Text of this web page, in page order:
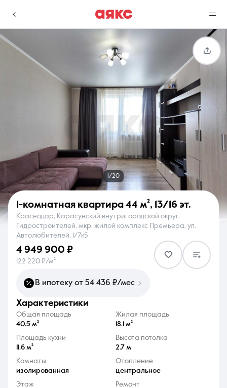
г. Краснодар
Сравнение
0 объявлений
Услуги
О компании Контакты
Ежедневно с 08:30 до 20:00
1/20
1-комнатная квартира 44 м², 13/16 эт.
Краснодар, Карасунский внутригородской округ,
Гидростроителей, мкр. жилой комплекс Премьера, ул.
Автолюбителей, 1/7к5
4 949 900 ₽
122 220 ₽/м²
В ипотеку от 54 436 ₽/мес
характеристики
Общая площадь
40.5 м²
Жилая площадь
18.1 м²
Площадь кухни
11.6 м²
Высота потолка
2.7 м
Комнаты
изолированная
Отопление
центральное
Этаж
Ремонт